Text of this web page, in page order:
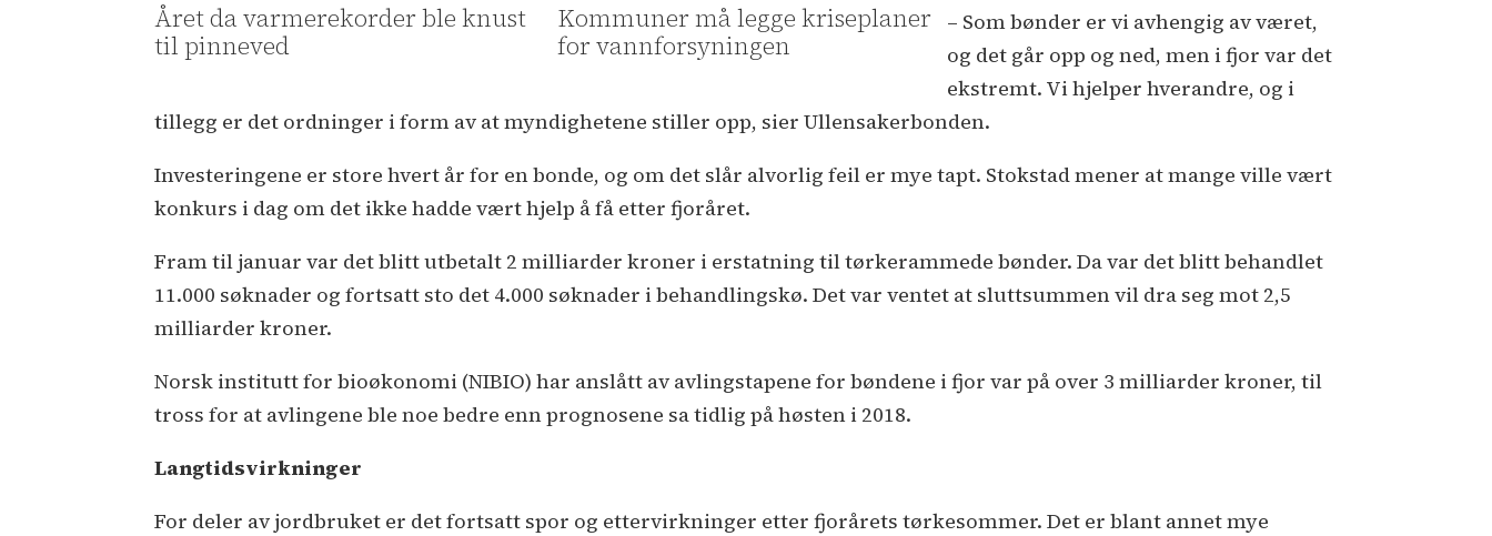
Året da varmerekorder ble knust
til pinneved
Kommuner må legge kriseplaner
for vannforsyningen
– Som bønder er vi avhengig av været,
og det går opp og ned, men i fjor var det
ekstremt. Vi hjelper hverandre, og i
tillegg er det ordninger i form av at myndighetene stiller opp, sier Ullensakerbonden.
Investeringene er store hvert år for en bonde, og om det slår alvorlig feil er mye tapt. Stokstad mener at mange ville vært
konkurs i dag om det ikke hadde vært hjelp å få etter fjoråret.
Fram til januar var det blitt utbetalt 2 milliarder kroner i erstatning til tørkerammede bønder. Da var det blitt behandlet
11.000 søknader og fortsatt sto det 4.000 søknader i behandlingskø. Det var ventet at sluttsummen vil dra seg mot 2,5
milliarder kroner.
Norsk institutt for bioøkonomi (NIBIO) har anslått av avlingstapene for bøndene i fjor var på over 3 milliarder kroner, til
tross for at avlingene ble noe bedre enn prognosene sa tidlig på høsten i 2018.
Langtidsvirkninger
For deler av jordbruket er det fortsatt spor og ettervirkninger etter fjorårets tørkesommer. Det er blant annet mye